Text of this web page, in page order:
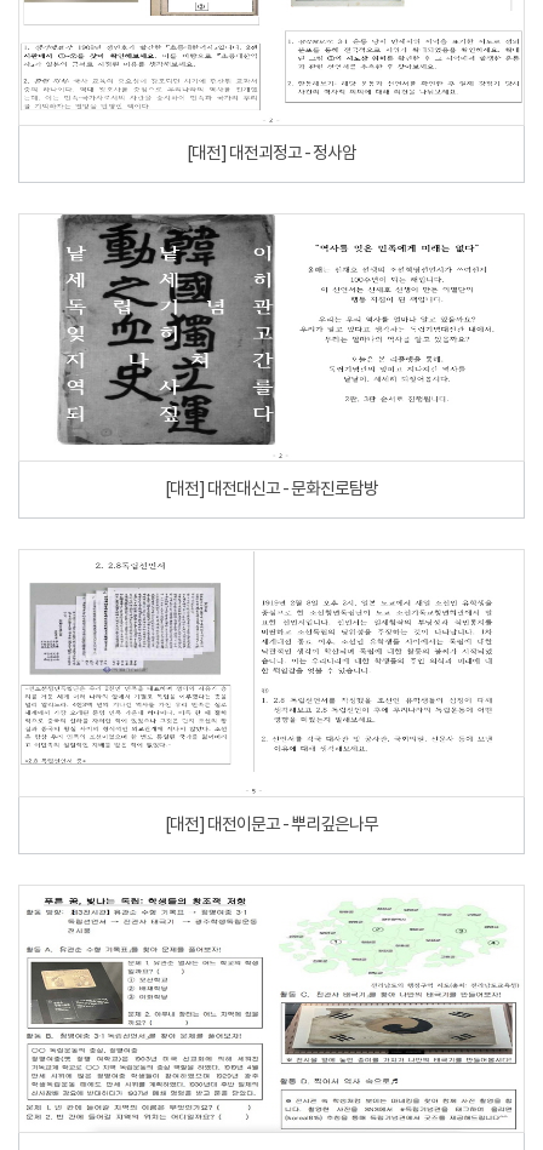
[대전] 대전괴정고 - 정사암
[대전] 대전대신고 - 문화진로탐방
[대전] 대전이문고 - 뿌리깊은나무